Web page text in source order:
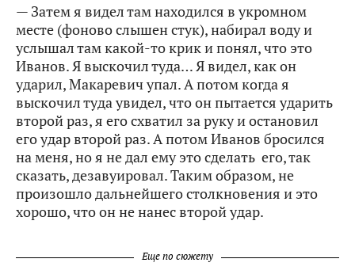
— Затем я видел там находился в укромном
месте (фоново слышен стук), набирал воду и
услышал там какой-то крик и понял, что это
Иванов. Я выскочил туда… Я видел, как он
ударил, Макаревич упал. А потом когда я
выскочил туда увидел, что он пытается ударить
второй раз, я его схватил за руку и остановил
его удар второй раз. А потом Иванов бросился
на меня, но я не дал ему это сделать его, так
сказать, дезавуировал. Таким образом, не
произошло дальнейшего столкновения и это
хорошо, что он не нанес второй удар.
Еще по сюжету